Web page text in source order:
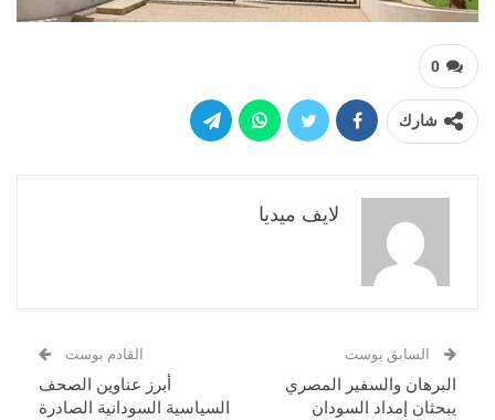
0
شارك
لايف ميديا
السابق بوست
البرهان والسفير المصري
يبحثان إمداد السودان
القادم بوست
أبرز عناوين الصحف
السياسية السودانية الصادرة